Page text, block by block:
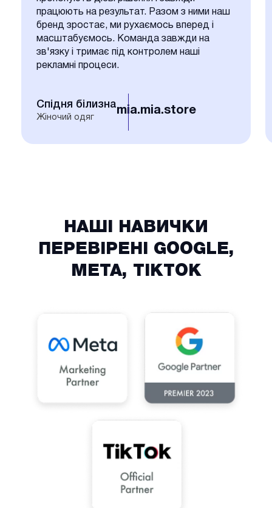
працюють на результат. Разом з ними наш
бренд зростає, ми рухаємось вперед і
масштабуємось. Команда завжди на
зв'язку і тримає під контролем наші
рекламні процеси.
Спідня білизна
Жіночий одяг
mia.mia.store
НАШІ НАВИЧКИ
ПЕРЕВІРЕНІ GOOGLE,
META, TIKTOK